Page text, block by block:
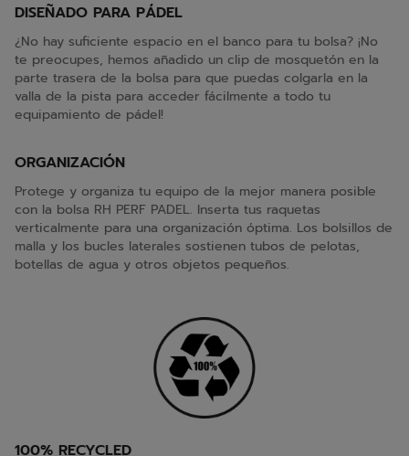
DISEÑADO PARA PÁDEL
¿No hay suficiente espacio en el banco para tu bolsa? ¡No
te preocupes, hemos añadido un clip de mosquetón en la
parte trasera de la bolsa para que puedas colgarla en la
valla de la pista para acceder fácilmente a todo tu
equipamiento de pádel!
ORGANIZACIÓN
Protege y organiza tu equipo de la mejor manera posible
con la bolsa RH PERF PADEL. Inserta tus raquetas
verticalmente para una organización óptima. Los bolsillos de
malla y los bucles laterales sostienen tubos de pelotas,
botellas de agua y otros objetos pequeños.
100% RECYCLED